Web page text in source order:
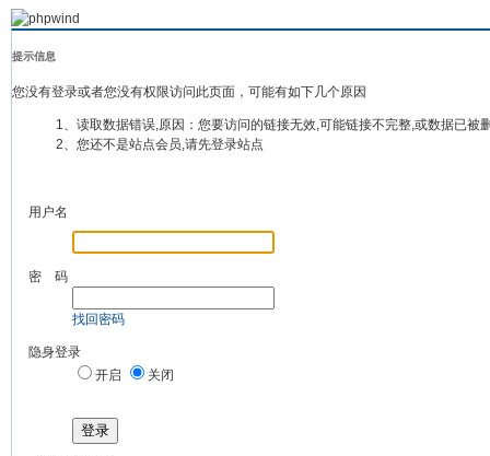
提示信息
您没有登录或者您没有权限访问此页面，可能有如下几个原因
1、读取数据错误,原因：您要访问的链接无效,可能链接不完整,或数据已被
2、您还不是站点会员,请先登录站点
用户名
密 码
找回密码
隐身登录
开启
关闭
登录